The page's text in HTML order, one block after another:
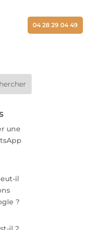
04 28 29 04 49
une
il
?